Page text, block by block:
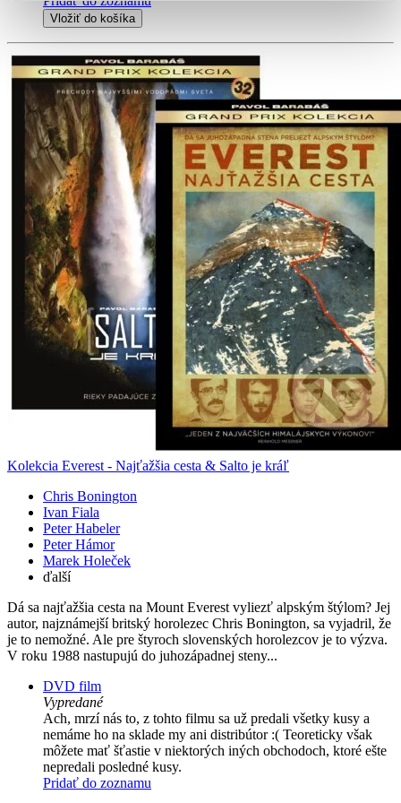
Vložiť do košíka
Kolekcia Everest - Najťažšia cesta & Salto je kráľ
Chris Bonington
Ivan Fiala
Peter Habeler
Peter Hámor
Marek Holeček
ďalší
Dá sa najťažšia cesta na Mount Everest vyliezť alpským štýlom? Jej
autor, najznámejší britský horolezec Chris Bonington, sa vyjadril, že
je to nemožné. Ale pre štyroch slovenských horolezcov je to výzva.
V roku 1988 nastupujú do juhozápadnej steny...
DVD film
Vypredané
Ach, mrzí nás to, z tohto filmu sa už predali všetky kusy a
nemáme ho na sklade my ani distribútor :( Teoreticky však
môžete mať šťastie v niektorých iných obchodoch, ktoré ešte
nepredali posledné kusy.
Pridať do zoznamu